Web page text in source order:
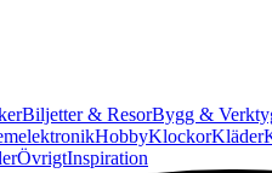
Biljetter & ResorBygg &
HobbyKlockorKläder
ÖvrigtInspiration